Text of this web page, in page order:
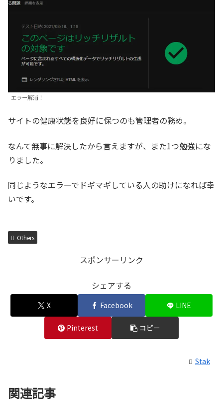
エラー解消！
サイトの健康状態を良好に保つのも管理者の務め。
なんて無事に解決したから言えますが、また1つ勉強にな
りました。
同じようなエラーでドギマギしている人の助けになれば幸
いです。
Others
スポンサーリンク
シェアする
X Facebook LINE
Pinterest コピー
Stak
関連記事